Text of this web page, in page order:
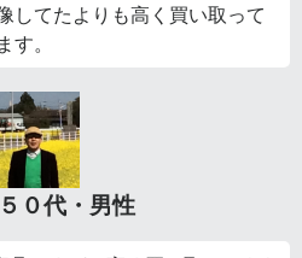
してたよりも高く買い取って
す。
０代・男性